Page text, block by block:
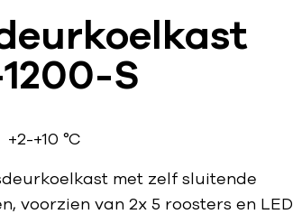
S
+2-+10 °C
met zelf sluitende
voorzien van 2x 5 roosters en LED